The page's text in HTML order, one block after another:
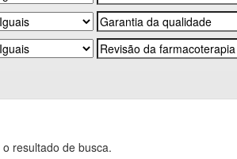
resultado de busca.